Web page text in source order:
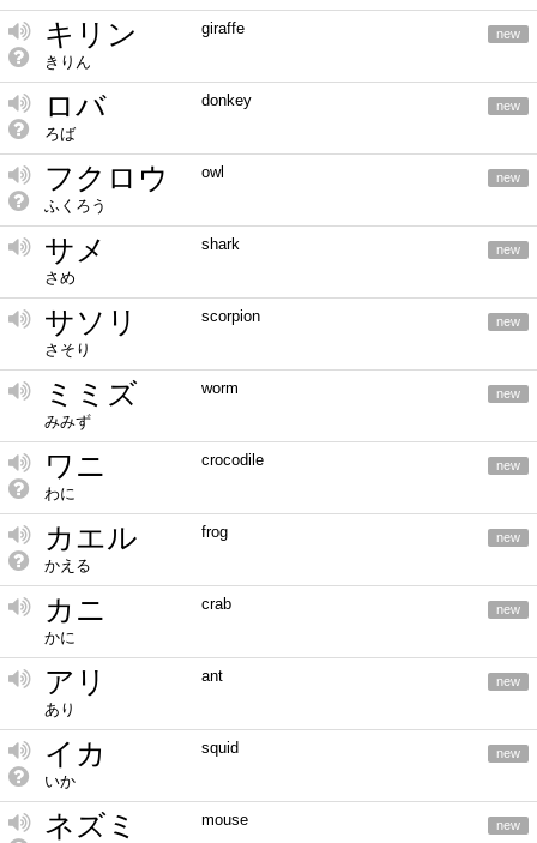
キリン
きりん
giraffe new
ロバ
ろば
donkey new
フクロウ
ふくろう
owl new
サメ
さめ
shark new
サソリ
さそり
scorpion new
ミミズ
みみず
worm new
ワニ
わに
crocodile new
カエル
かえる
frog new
カニ
かに
crab new
アリ
あり
ant new
イカ
いか
squid new
ネズミ mouse new